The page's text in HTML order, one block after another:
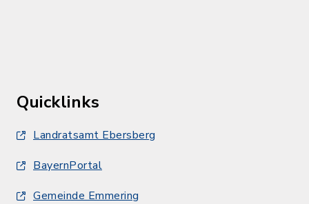
Quicklinks
Landratsamt Ebersberg
BayernPortal
Gemeinde Emmering